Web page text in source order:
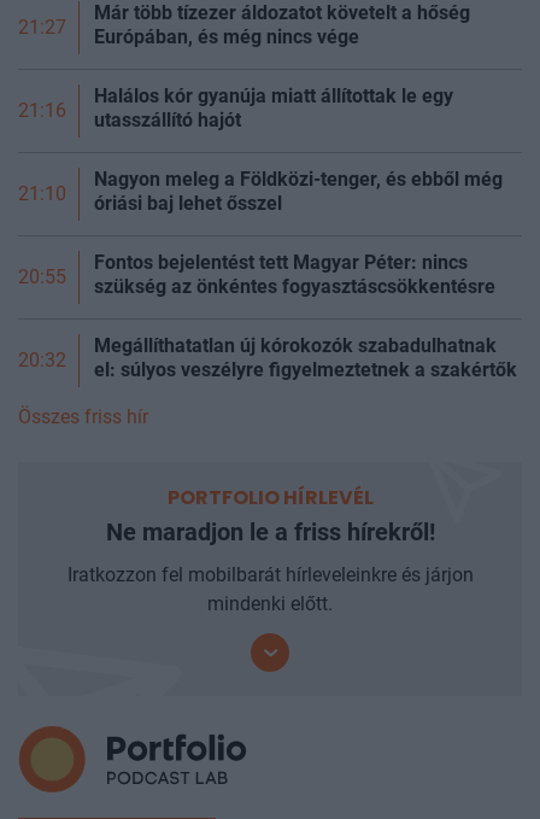
21:27
Már több tízezer áldozatot követelt a hőség
Európában, és még nincs vége
21:16
Halálos kór gyanúja miatt állítottak le egy
utasszállító hajót
21:10
Nagyon meleg a Földközi-tenger, és ebből még
óriási baj lehet ősszel
20:55
Fontos bejelentést tett Magyar Péter: nincs
szükség az önkéntes fogyasztáscsökkentésre
20:32
Megállíthatatlan új kórokozók szabadulhatnak
el: súlyos veszélyre figyelmeztetnek a szakértők
Összes friss hír
PORTFOLIO HÍRLEVÉL
Ne maradjon le a friss hírekről!
Iratkozzon fel mobilbarát hírleveleinkre és járjon
mindenki előtt.